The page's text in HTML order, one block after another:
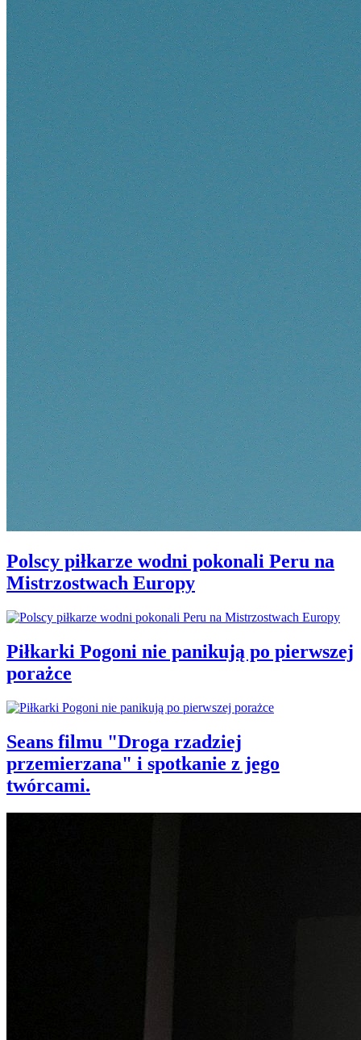
Polscy piłkarze wodni pokonali Peru na
Mistrzostwach Europy
Piłkarki Pogoni nie panikują po pierwszej
porażce
Seans filmu "Droga rzadziej
przemierzana" i spotkanie z jego
twórcami.